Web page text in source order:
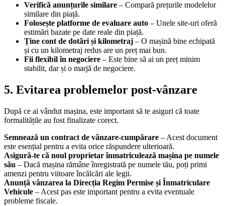
Verifică anunțurile similare – Compară prețurile modelelor
similare din piață.
Folosește platforme de evaluare auto – Unele site-uri oferă
estimări bazate pe date reale din piață.
Ține cont de dotări și kilometraj – O mașină bine echipată
și cu un kilometraj redus are un preț mai bun.
Fii flexibil în negociere – Este bine să ai un preț minim
stabilit, dar și o marjă de negociere.
5. Evitarea problemelor post-vânzare
După ce ai vândut mașina, este important să te asiguri că toate
formalitățile au fost finalizate corect.
Semnează un contract de vânzare-cumpărare – Acest document
este esențial pentru a evita orice răspundere ulterioară.
Asigură-te că noul proprietar înmatriculează mașina pe numele
său – Dacă mașina rămâne înregistrată pe numele tău, poți primi
amenzi pentru viitoare încălcări ale legii.
Anunță vânzarea la Direcția Regim Permise și Înmatriculare
Vehicule – Acest pas este important pentru a evita eventuale
probleme fiscale.